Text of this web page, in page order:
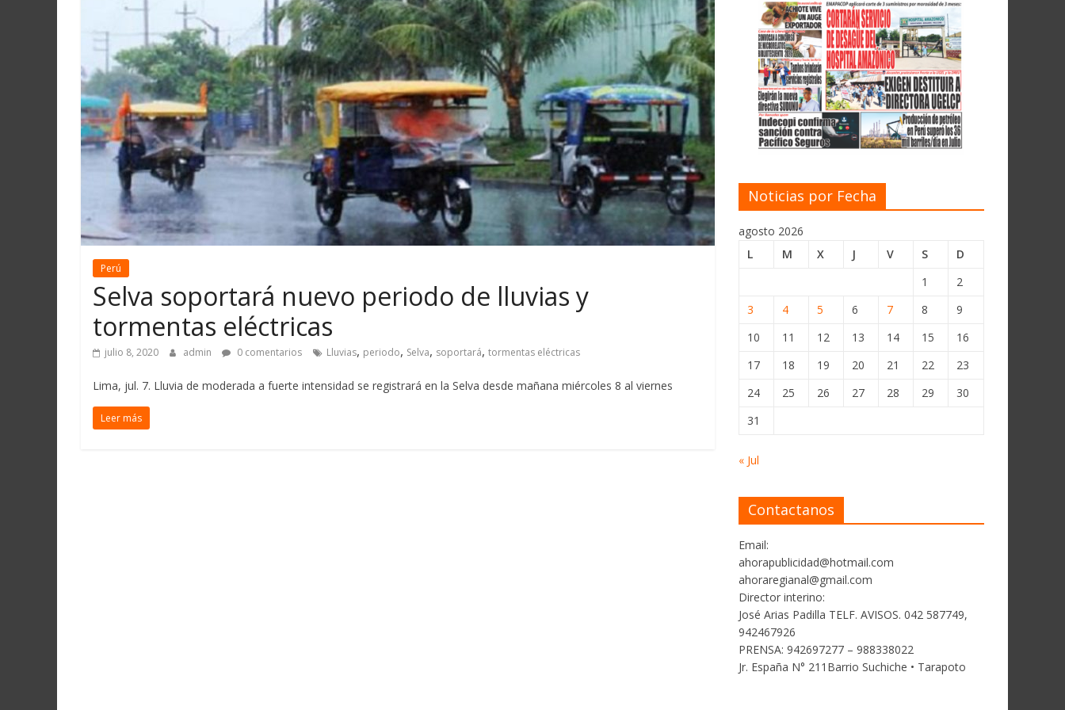
Loreto
Perú
Selva soportará nuevo periodo de lluvias y
tormentas eléctricas
julio 8, 2020 admin 0 comentarios Lluvias, periodo, Selva, soportará, tormentas eléctricas
Lima, jul. 7. Lluvia de moderada a fuerte intensidad se registrará en la Selva desde mañana miércoles 8 al viernes
Leer más
Noticias por Fecha
agosto 2026
L
M X J V S
D
1
2
3
4 5 6 7 8
9
10
11 12 13 14 15
16
17
18 19 20 21 22
23
24
25 26 27 28 29
30
31
« Jul
Contactanos
Email:
ahorapublicidad@hotmail.com
ahoraregianal@gmail.com
Director interino:
José Arias Padilla TELF. AVISOS. 042 587749,
942467926
PRENSA: 942697277 – 988338022
Jr. España N° 211Barrio Suchiche • Tarapoto